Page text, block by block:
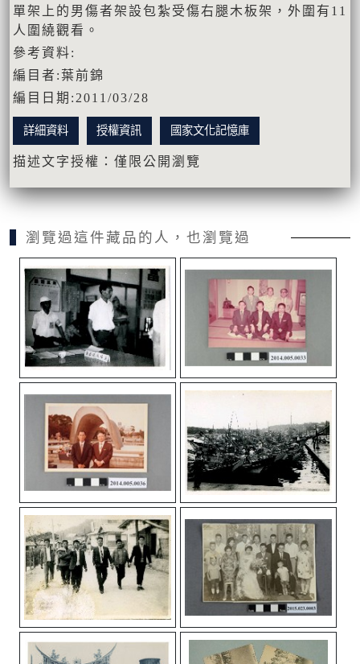
單架上的男傷者架設包紮受傷右腿木板架，外圍有11
人圍繞觀看。
參考資料:
編目者:葉前錦
編目日期:2011/03/28
詳細資料 授權資訊 國家文化記憶庫
描述文字授權：僅限公開瀏覽
瀏覽過這件藏品的人，也瀏覽過